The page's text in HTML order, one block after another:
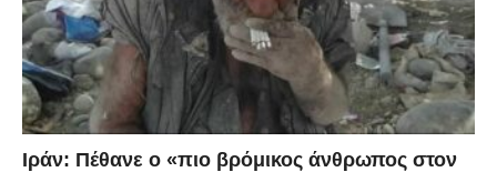
Ιράν: Πέθανε ο «πιο βρόμικος άνθρωπος στον